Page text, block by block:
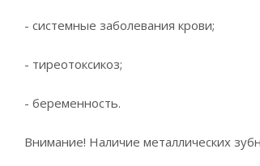
- системные заболевания крови;
- тиреотоксикоз;
- беременность.
Внимание! Наличие металлических